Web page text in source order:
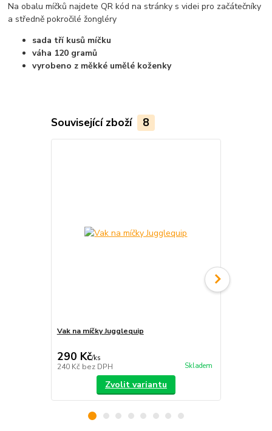
Na obalu míčků najdete QR kód na stránky s videi pro začátečníky
a středně pokročilé žongléry
sada tří kusů míčku
váha 120 gramů
vyrobeno z měkké umělé koženky
Související zboží 8
Vak na míčky Jugglequip
290 Kč/ks
240 Kč bez DPH Skladem
Zvolit variantu